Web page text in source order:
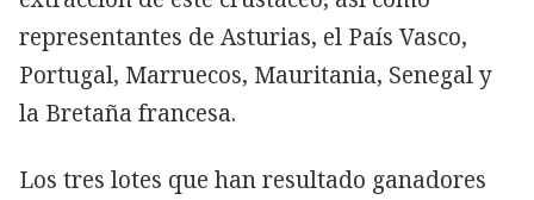
representantes de Asturias, el País Vasco,
Portugal, Marruecos, Mauritania, Senegal y
la Bretaña francesa.
Los tres lotes que han resultado ganadores